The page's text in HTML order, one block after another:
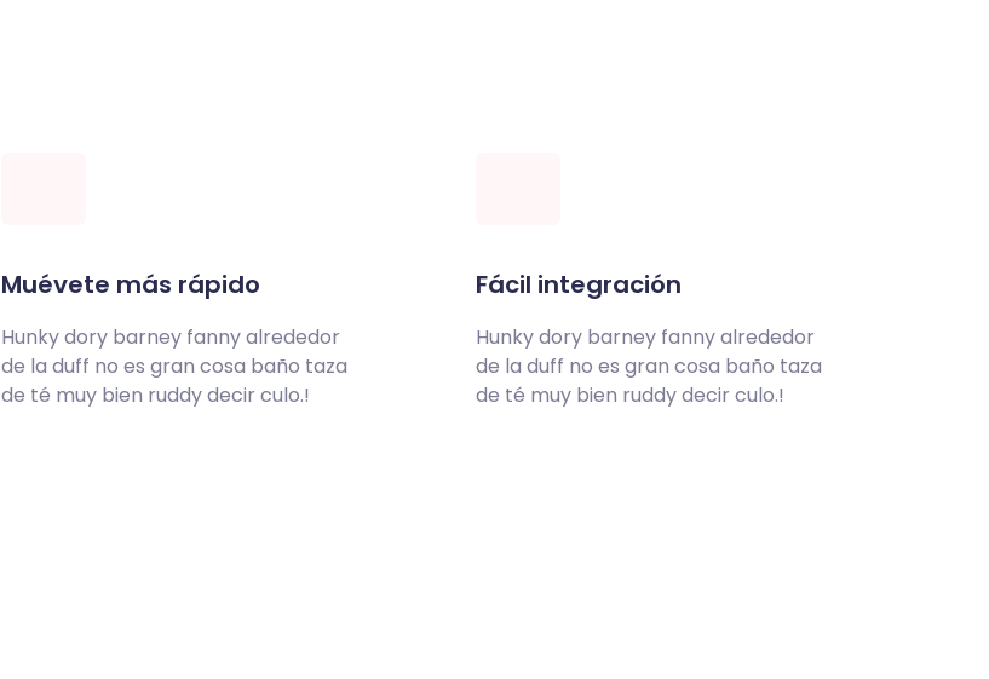
Muévete más rápido
Hunky dory barney fanny alrededor
de la duff no es gran cosa baño taza
de té muy bien ruddy decir culo.!
Fácil integración
Hunky dory barney fanny alrededor
de la duff no es gran cosa baño taza
de té muy bien ruddy decir culo.!